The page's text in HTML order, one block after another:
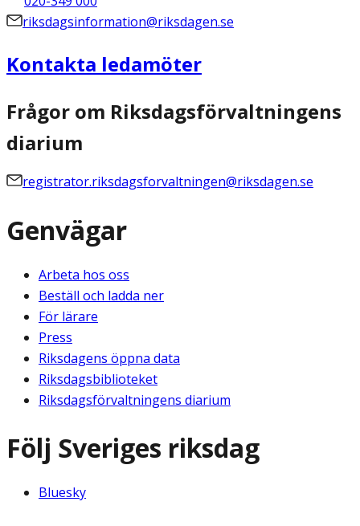
riksdagsinformation@riksdagen.se
Kontakta ledamöter
Frågor om Riksdagsförvaltningens
diarium
registrator.riksdagsforvaltningen@riksdagen.se
Genvägar
Arbeta hos oss
Beställ och ladda ner
För lärare
Press
Riksdagens öppna data
Riksdagsbiblioteket
Riksdagsförvaltningens diarium
Följ Sveriges riksdag
Bluesky